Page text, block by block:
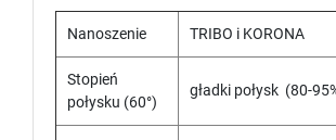
Nanoszenie TRIBO i KORONA
Stopień
połysku (60°)
gładki połysk (80-